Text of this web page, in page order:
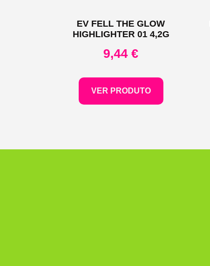
EV FELL THE GLOW
HIGHLIGHTER 01 4,2G
9,44€
VER PRODUTO